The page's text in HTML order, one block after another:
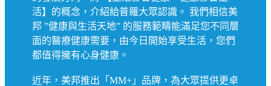
活】的概念，介紹給普羅大眾認識。 我們相信美
邦 ”健康與生活天地” 的服務範疇能滿足您不同層
面的醫療健康需要，由今日開始享受生活，您們
都值得擁有心身健康。
近年，美邦推出「MM+」品牌，為大眾提供更卓